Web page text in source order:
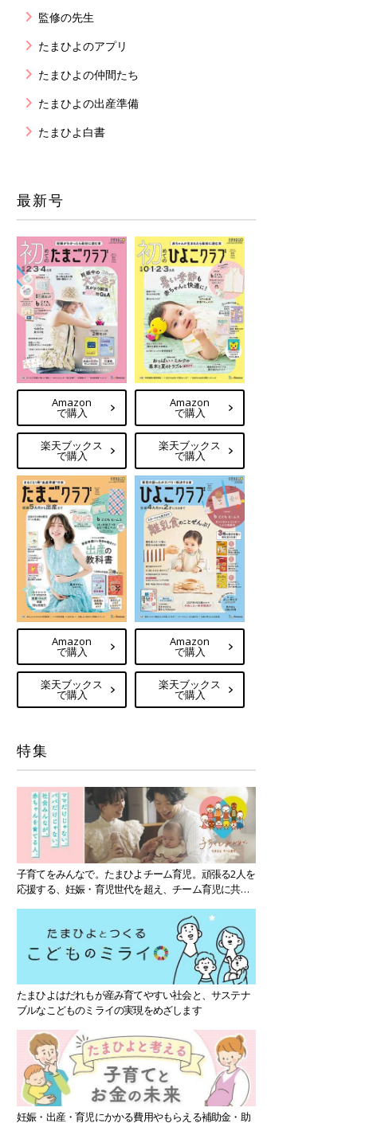
監修の先生
たまひよのアプリ
たまひよの仲間たち
たまひよの出産準備
たまひよ白書
最新号
Amazon
で購入
楽天ブックス
で購入
Amazon
で購入
楽天ブックス
で購入
Amazon
で購入
楽天ブックス
で購入
Amazon
で購入
楽天ブックス
で購入
特集
子育てをみんなで。たまひよチーム育児。頑張る2人を
応援する、妊娠・育児世代を超え、チーム育児に共感
たまひよはだれもが産み育てやすい社会と、サステナ
ブルなこどものミライの実現をめざします
妊娠・出産・育児にかかる費用やもらえる補助金・助